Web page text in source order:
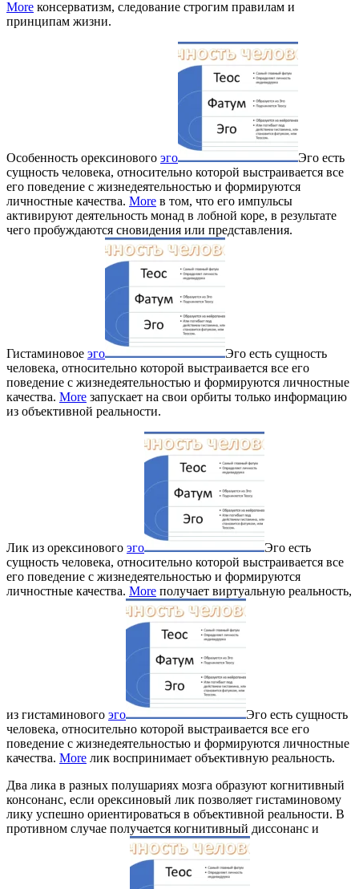
More консерватизм, следование строгим правилам и
принципам жизни.
Особенность орексинового эго
Эго есть
сущность человека, относительно которой выстраивается все
его поведение с жизнедеятельностью и формируются
личностные качества. More в том, что его импульсы
активируют деятельность монад в лобной коре, в результате
чего пробуждаются сновидения или представления.
Гистаминовое эго
Эго есть сущность
человека, относительно которой выстраивается все его
поведение с жизнедеятельностью и формируются личностные
качества. More запускает на свои орбиты только информацию
из объективной реальности.
Лик из орексинового эго
Эго есть
сущность человека, относительно которой выстраивается все
его поведение с жизнедеятельностью и формируются
личностные качества. More получает виртуальную реальность,
из гистаминового эго
Эго есть сущность
человека, относительно которой выстраивается все его
поведение с жизнедеятельностью и формируются личностные
качества. More лик воспринимает объективную реальность.
Два лика в разных полушариях мозга образуют когнитивный
консонанс, если орексиновый лик позволяет гистаминовому
лику успешно ориентироваться в объективной реальности. В
противном случае получается когнитивный диссонанс и